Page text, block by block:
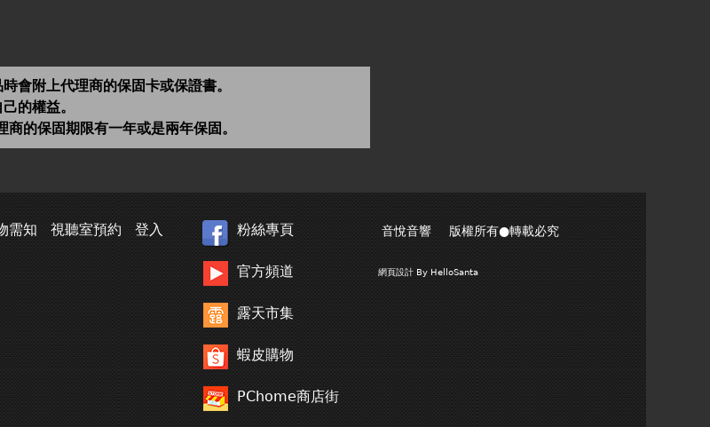
會附上代理商的保固卡或保證書。
的權益。
的保固期限有一年或是兩年保固。
需知 視聽室預約 登入 粉絲專頁
官方頻道
露天市集
蝦皮購物
PChome商店街
音悅音響 版權所有●轉載必究
網頁設計By HelloSanta